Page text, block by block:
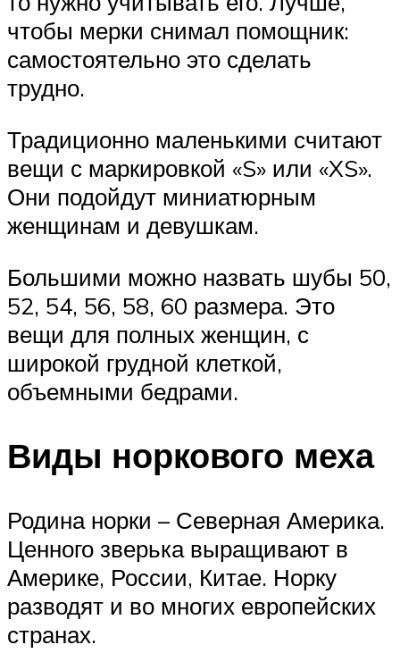
чтобы мерки снимал помощник:
самостоятельно это сделать
трудно.
Традиционно маленькими считают
вещи с маркировкой «S» или «XS».
Они подойдут миниатюрным
женщинам и девушкам.
Большими можно назвать шубы 50,
52, 54, 56, 58, 60 размера. Это
вещи для полных женщин, с
широкой грудной клеткой,
объемными бедрами.
Виды норкового меха
Родина норки – Северная Америка.
Ценного зверька выращивают в
Америке, России, Китае. Норку
разводят и во многих европейских
странах.